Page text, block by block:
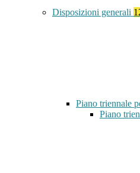
Disposizioni generali
Piano triennale
Piano